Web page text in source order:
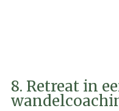
8. Retreat in